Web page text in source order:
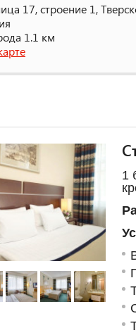
17, строение 1,
1.1 км
1